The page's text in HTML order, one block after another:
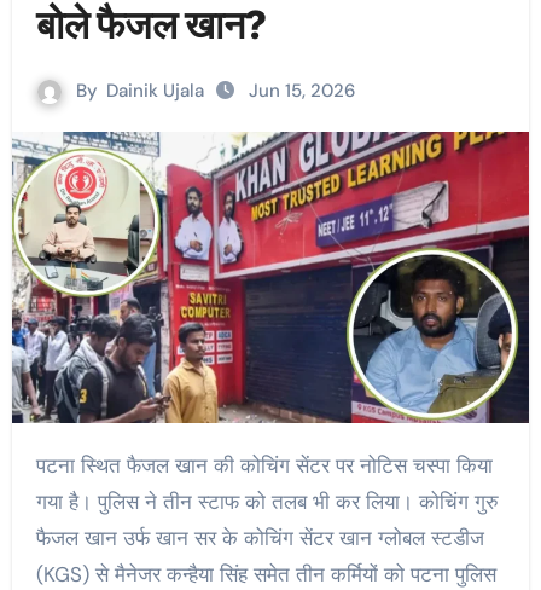
बोले फैजल खान?
By Dainik Ujala Jun 15, 2026
पटना स्थित फैजल खान की कोचिंग सेंटर पर नोटिस चस्पा किया
गया है। पुलिस ने तीन स्टाफ को तलब भी कर लिया। कोचिंग गुरु
फैजल खान उर्फ खान सर के कोचिंग सेंटर खान ग्लोबल स्टडीज
(KGS) से मैनेजर कन्हैया सिंह समेत तीन कर्मियों को पटना पुलिस